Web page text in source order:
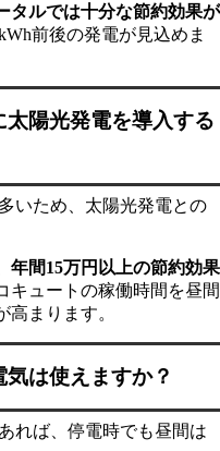
タルでは十分な節約効果が
前後の発電が見込めま
陽光発電を導入する
いため、太陽光発電との
年間15万円以上の節約効果
キュートの稼働時間を昼間
まります。
は使えますか？
れば、停電時でも昼間は